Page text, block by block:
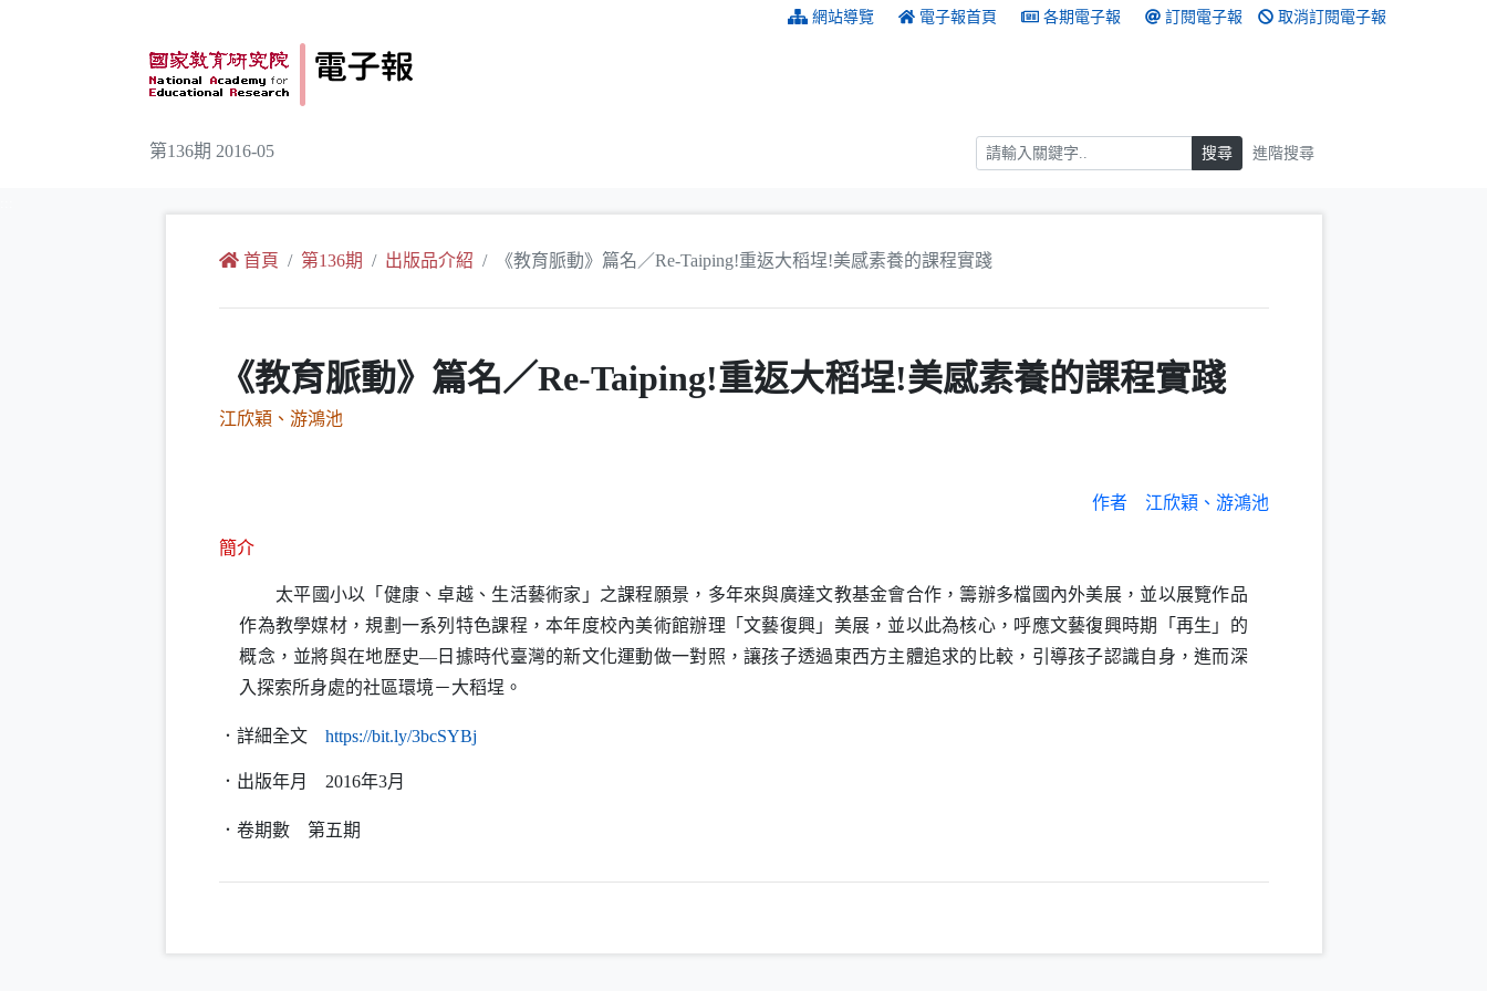
網站導覽 電子報首頁 各期電子報 訂閱電子報 取消訂閱電子報
第136期 2016-05 搜尋 搜尋 進階搜尋
首頁 第136期 出版品介紹 《教育脈動》篇名／Re-Taiping!重返大稻埕!美感素養的課程實踐
《教育脈動》篇名／Re-Taiping!重返大稻埕!美感素養的課程實踐
江欣穎、游鴻池
作者 江欣穎、游鴻池
簡介
太平國小以「健康、卓越、生活藝術家」之課程願景，多年來與廣達文教基金會合作，籌辦多檔國內外美展，並以展覽作品
作為教學媒材，規劃一系列特色課程，本年度校內美術館辦理「文藝復興」美展，並以此為核心，呼應文藝復興時期「再生」的
概念，並將與在地歷史—日據時代臺灣的新文化運動做一對照，讓孩子透過東西方主體追求的比較，引導孩子認識自身，進而深
入探索所身處的社區環境－大稻埕。
．詳細全文 https://bit.ly/3bcSYBj（另開新視窗）
．出版年月 2016年3月
．卷期數 第五期